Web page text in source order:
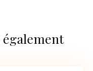
également